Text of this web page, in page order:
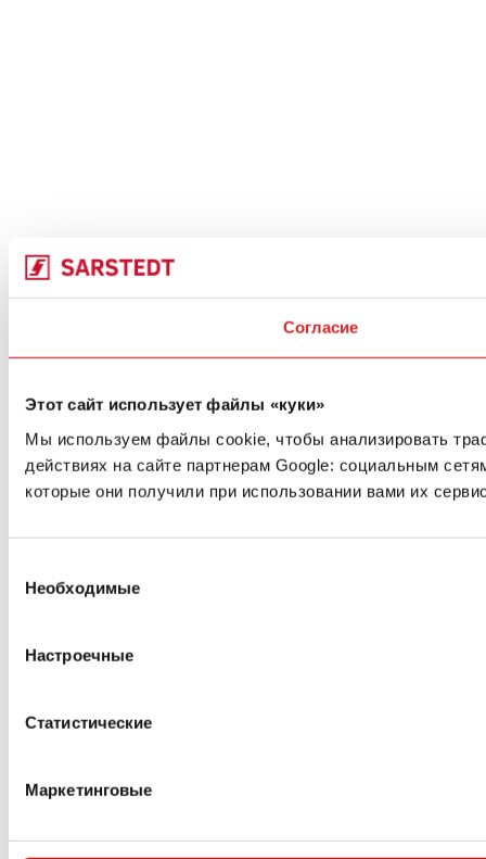
Согласие
Этот сайт использует файлы «куки»
Мы используем файлы cookie, чтобы анализировать
действиях на сайте партнерам Google: социальным
которые они получили при использовании вами их
согласия
Необходимые
Настроечные
Статистические
Маркетинговые